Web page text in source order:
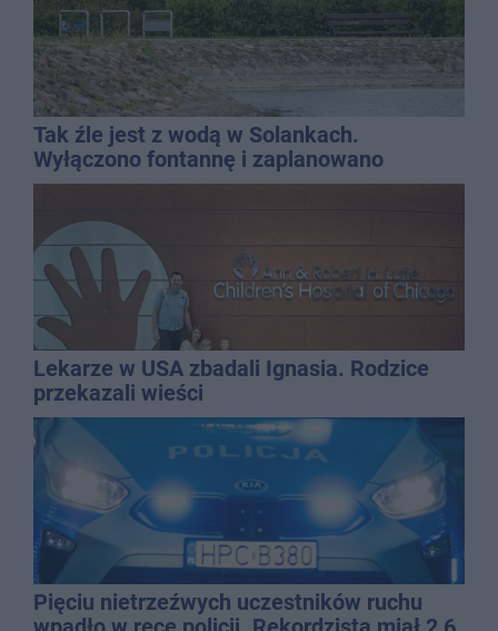
Tak źle jest z wodą w Solankach.
Wyłączono fontannę i zaplanowano
dolewkę
Lekarze w USA zbadali Ignasia. Rodzice
przekazali wieści
Pięciu nietrzeźwych uczestników ruchu